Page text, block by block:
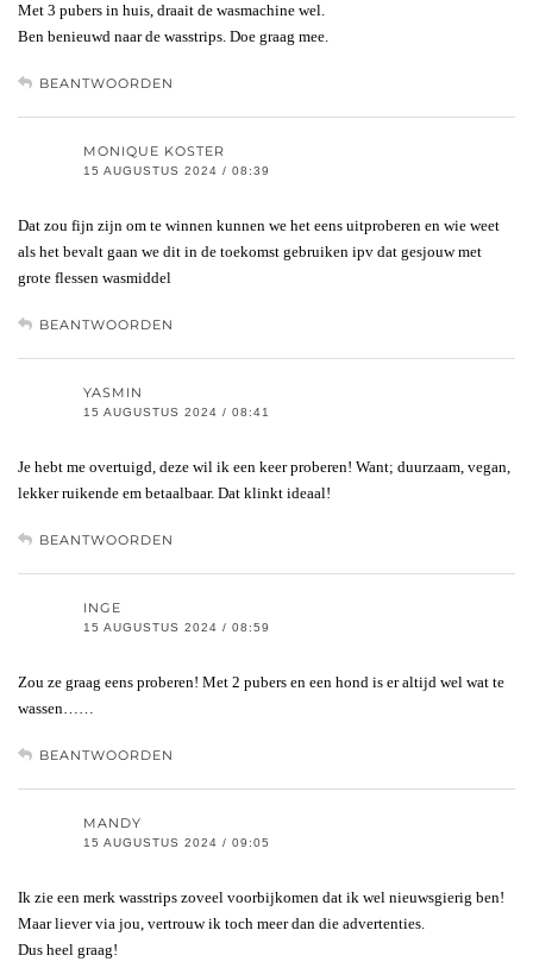
Met 3 pubers in huis, draait de wasmachine wel.
Ben benieuwd naar de wasstrips. Doe graag mee.
BEANTWOORDEN
MONIQUE KOSTER
15 AUGUSTUS 2024 / 08:39
Dat zou fijn zijn om te winnen kunnen we het eens uitproberen en wie weet
als het bevalt gaan we dit in de toekomst gebruiken ipv dat gesjouw met
grote flessen wasmiddel
BEANTWOORDEN
YASMIN
15 AUGUSTUS 2024 / 08:41
Je hebt me overtuigd, deze wil ik een keer proberen! Want; duurzaam, vegan,
lekker ruikende em betaalbaar. Dat klinkt ideaal!
BEANTWOORDEN
INGE
15 AUGUSTUS 2024 / 08:59
Zou ze graag eens proberen! Met 2 pubers en een hond is er altijd wel wat te
wassen……
BEANTWOORDEN
MANDY
15 AUGUSTUS 2024 / 09:05
Ik zie een merk wasstrips zoveel voorbijkomen dat ik wel nieuwsgierig ben!
Maar liever via jou, vertrouw ik toch meer dan die advertenties.
Dus heel graag!